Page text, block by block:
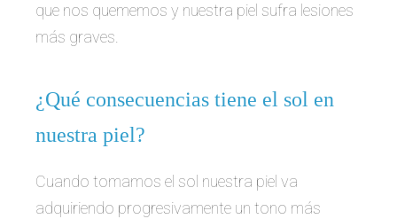
que nos quememos y nuestra piel sufra lesiones
más graves.
¿Qué consecuencias tiene el sol en
nuestra piel?
Cuando tomamos el sol nuestra piel va
adquiriendo progresivamente un tono más